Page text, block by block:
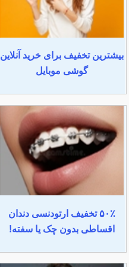
بیشترین تخفیف برای خرید آنلاین
گوشی موبایل
۵۰٪ تخفیف ارتودنسی دندان
اقساطی بدون چک یا سفته!